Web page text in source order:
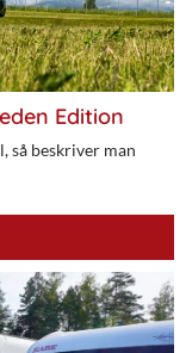
Edition
så beskriver man